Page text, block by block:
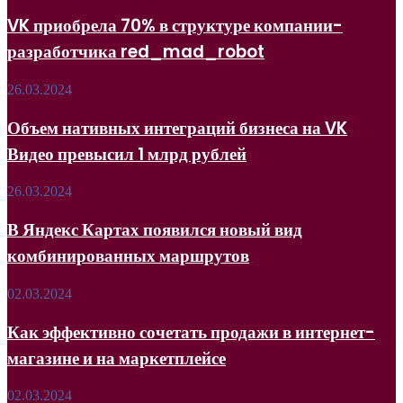
телеграм-
каналах
70%
в
структуре
разработчика
VK приобрела 70% в структуре компании-
разработчика red_mad_robot
Объем
интеграций
бизнеса
на
Видео
млрд
рублей
26.03.2024
Объем нативных интеграций бизнеса на VK
Видео превысил 1 млрд рублей
В Яндекс
появился
новый
вид
маршрутов
26.03.2024
В Яндекс Картах появился новый вид
комбинированных маршрутов
Как
сочетать
продажи
в
магазине
02.03.2024
Как эффективно сочетать продажи в интернет-
магазине и на маркетплейсе
Ozon
02.03.2024